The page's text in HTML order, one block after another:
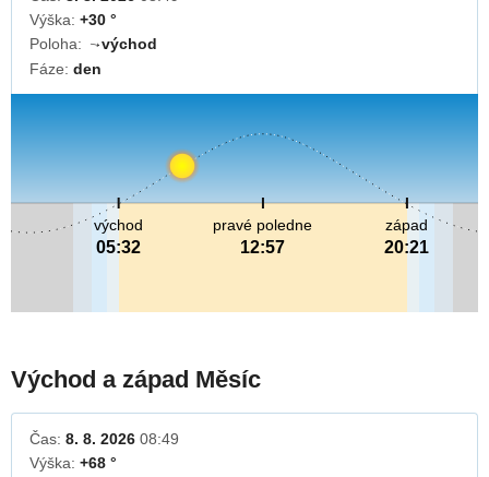
Výška: +30 °
Poloha:
↓východ
Fáze: den
pravé poledne
12:57
východ
05:32
západ
20:21
Východ a západ Měsíc
Čas: 8. 8. 2026 08:49
Výška: +68 °